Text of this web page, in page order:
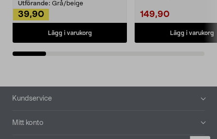
Utförande: Grå/beige
39,90
Lägg i varukorg
149,90
Lägg i varukorg
Sidfot
Kundservice
Mitt konto